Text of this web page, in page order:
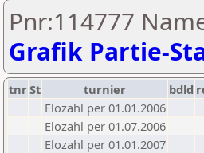
Pnr:114777
Grafik Partie-
tnrSt turnier bdld
Elozahl per 01.01.2006
Elozahl per 01.07.2006
Elozahl per 01.01.2007